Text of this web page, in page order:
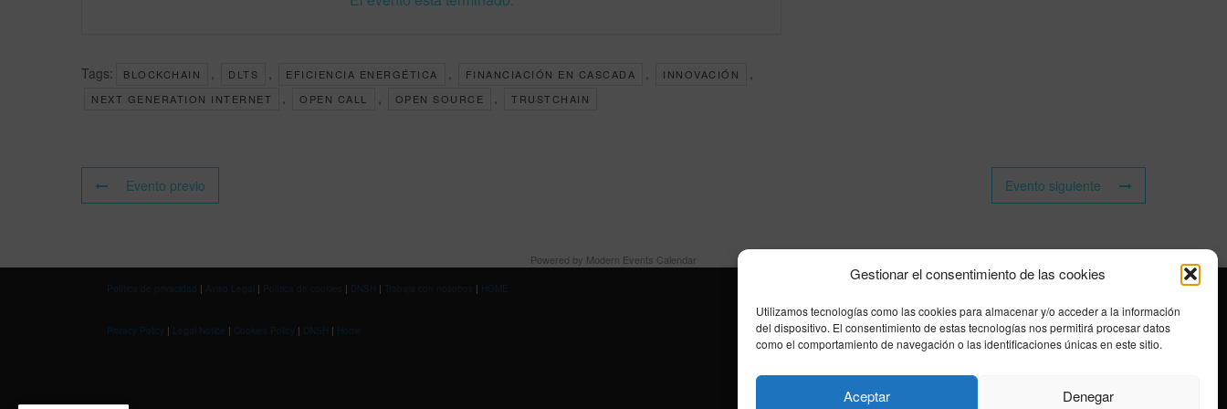
Gestionar el consentimiento de las cookies
Utilizamos tecnologías como las cookies para almacenar y/o acceder a la información
del dispositivo. El consentimiento de estas tecnologías nos permitirá procesar datos
como el comportamiento de navegación o las identificaciones únicas en este sitio.
Aceptar Denegar
Tags: BLOCKCHAIN DLTS EFICIENCIA ENERGÉTICA FINANCIACIÓN EN CASCADA INNOVACIÓN
NEXT GENERATION INTERNET OPEN CALL OPEN SOURCE TRUSTCHAIN
Evento previo Evento siguiente
Powered by Modern Events Calendar
Política de privacidad | Aviso Legal | Política de cookies | DNSH | Trabaja con nosotros | HOME
Privacy Policy | Legal Notice | Cookies Policy | DNSH | Home